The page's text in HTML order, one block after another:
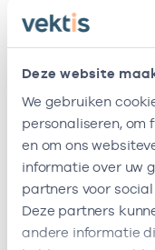
Deze website
We gebruiken
personaliseren, om
en om ons
informatie over uw
partners voor
Deze partners
andere informatie
vestigingen
Deze
Naam
Gein En Angstel